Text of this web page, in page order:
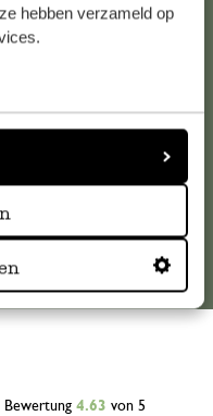
hebben verzameld op
Hilfe brauchen, wenden
Oder lesen Sie hier
Bewertung 4.63 von 5